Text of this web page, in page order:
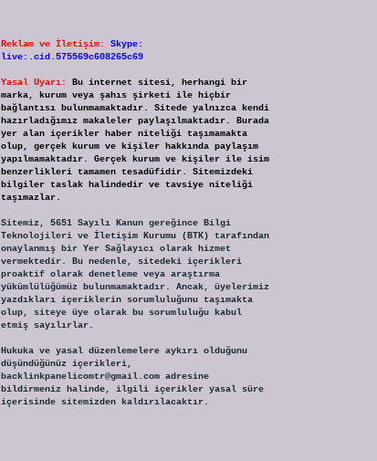
Reklam ve İletişim:
Skype:
live:.cid.575569c608265c69
Yasal Uyarı:
Bu internet sitesi, herhangi bir
marka, kurum veya şahıs şirketi ile hiçbir
bağlantısı bulunmamaktadır. Sitede yalnızca kendi
hazırladığımız makaleler paylaşılmaktadır. Burada
yer alan içerikler haber niteliği taşımamakta
olup, gerçek kurum ve kişiler hakkında paylaşım
yapılmamaktadır. Gerçek kurum ve kişiler ile isim
benzerlikleri tamamen tesadüfidir. Sitemizdeki
bilgiler taslak halindedir ve tavsiye niteliği
taşımazlar.
Sitemiz, 5651 Sayılı Kanun gereğince Bilgi
Teknolojileri ve İletişim Kurumu (BTK) tarafından
onaylanmış bir Yer Sağlayıcı olarak hizmet
vermektedir. Bu nedenle, sitedeki içerikleri
proaktif olarak denetleme veya araştırma
yükümlülüğümüz bulunmamaktadır. Ancak, üyelerimiz
yazdıkları içeriklerin sorumluluğunu taşımakta
olup, siteye üye olarak bu sorumluluğu kabul
etmiş sayılırlar.
Hukuka ve yasal düzenlemelere aykırı olduğunu
düşündüğünüz içerikleri,
backlinkpanelicomtr@gmail.comadresine
bildirmeniz halinde, ilgili içerikler yasal süre
içerisinde sitemizden kaldırılacaktır.